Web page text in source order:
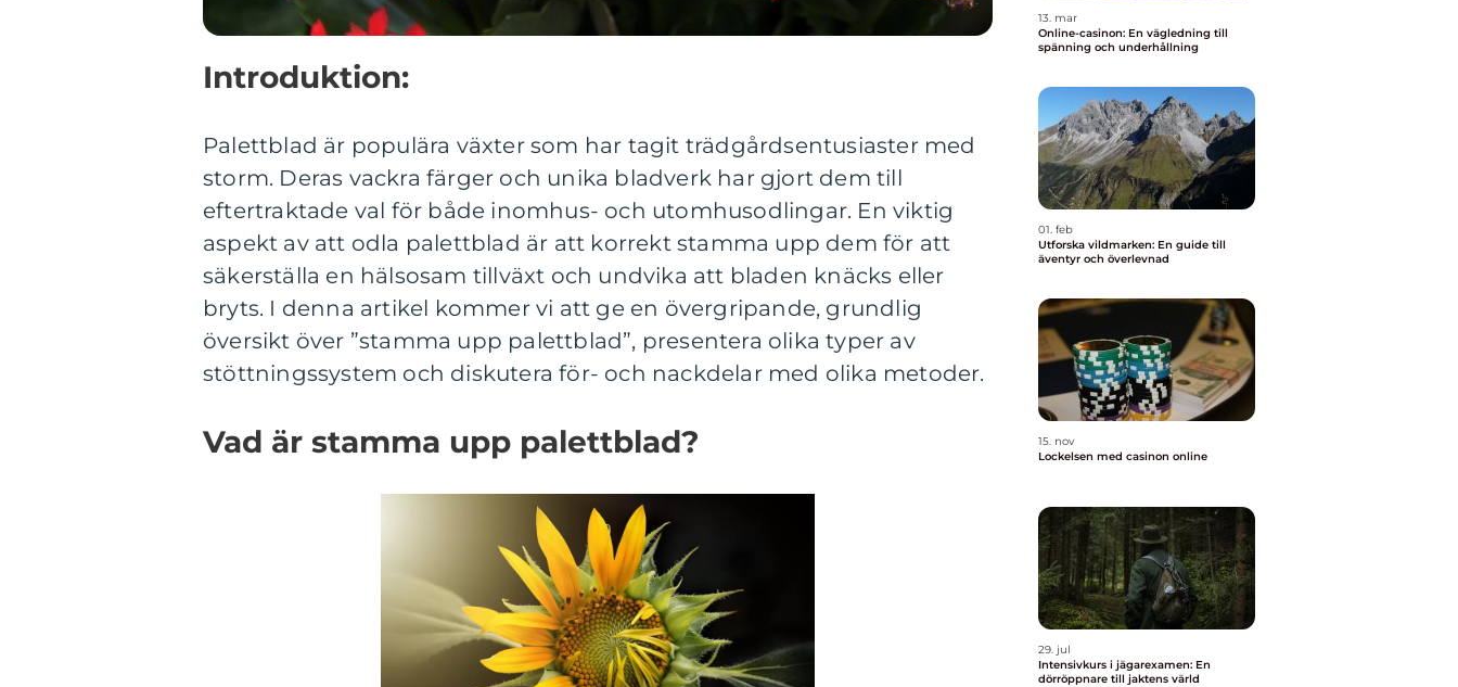
Introduktion:
Palettblad är populära växter som har tagit trädgårdsentusiaster med
storm. Deras vackra färger och unika bladverk har gjort dem till
eftertraktade val för både inomhus- och utomhusodlingar. En viktig
aspekt av att odla palettblad är att korrekt stamma upp dem för att
säkerställa en hälsosam tillväxt och undvika att bladen knäcks eller
bryts. I denna artikel kommer vi att ge en övergripande, grundlig
översikt över ”stamma upp palettblad”, presentera olika typer av
stöttningssystem och diskutera för- och nackdelar med olika metoder.
Vad är stamma upp palettblad?
13. mar
Online-casinon: En vägledning till
spänning och underhållning
01. feb
Utforska vildmarken: En guide till
äventyr och överlevnad
15. nov
Lockelsen med casinon online
29. jul
Intensivkurs i jägarexamen: En
dörröppnare till jaktens värld